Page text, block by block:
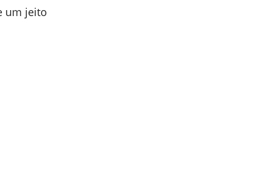
um jeito